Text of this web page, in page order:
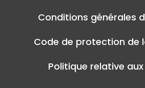
Conditions générales
Code de protection de
Politique relative